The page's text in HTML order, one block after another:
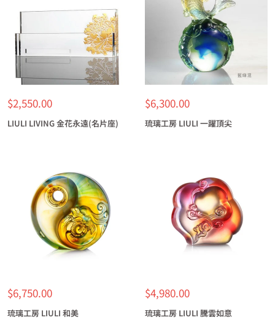
特
價
$2,550.00
LIULI LIVING 金花永遠(名片座)
特
價
$6,300.00
琉璃工房 LIULI 一躍頂尖
特
價
$6,750.00
琉璃工房 LIULI 和美
特
價
$4,980.00
琉璃工房 LIULI 騰雲如意